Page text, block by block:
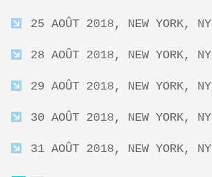
25 AOÛT 2018, NEW YORK, NY
28 AOÛT 2018, NEW YORK, NY
29 AOÛT 2018, NEW YORK, NY
30 AOÛT 2018, NEW YORK, NY
31 AOÛT 2018, NEW YORK, NY